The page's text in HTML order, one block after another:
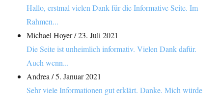
Hallo, erstmal vielen Dank für die Informative Seite. Im
Rahmen...
Michael Hoyer/23. Juli 2021
Die Seite ist unheimlich informativ. Vielen Dank dafür.
Auch wenn...
Andrea/5. Januar 2021
Sehr viele Informationen gut erklärt. Danke. Mich würde